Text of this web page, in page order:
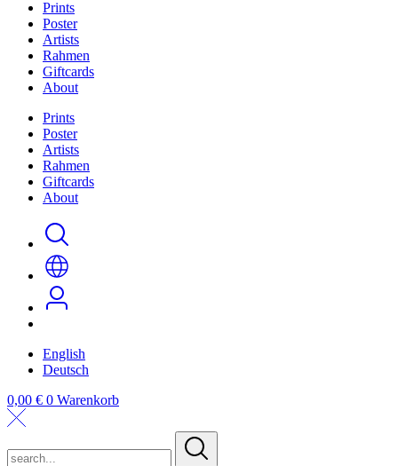
Prints
Poster
Artists
Rahmen
Giftcards
About
Prints
Poster
Artists
Rahmen
Giftcards
About
English
Deutsch
0,00 € 0 Warenkorb